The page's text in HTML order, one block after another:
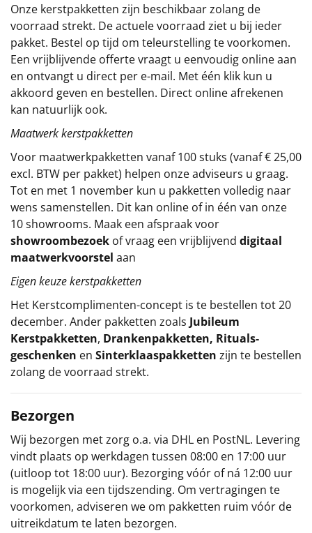
Relatiegeschenken
Cadeaubon
Per stuk
Alle overige
Onze kerstpakketten zijn beschikbaar zolang de
voorraad strekt. De actuele voorraad ziet u bij ieder
pakket. Bestel op tijd om teleurstelling te voorkomen.
Een vrijblijvende offerte vraagt u eenvoudig online aan
en ontvangt u direct per e-mail. Met één klik kun u
akkoord geven en bestellen. Direct online afrekenen
kan natuurlijk ook.
Maatwerk kerstpakketten
Voor maatwerkpakketten vanaf 100 stuks (vanaf € 25,00
excl. BTW per pakket) helpen onze adviseurs u graag.
Tot en met 1 november kun u pakketten volledig naar
wens samenstellen. Dit kan online of in één van onze
10 showrooms. Maak een afspraak voor
showroombezoek of vraag een vrijblijvend digitaal
maatwerkvoorstel aan
Eigen keuze kerstpakketten
Het Kerstcomplimenten-concept is te bestellen tot 20
december. Ander pakketten zoals Jubileum
Kerstpakketten, Drankenpakketten, Rituals-
geschenken en Sinterklaaspakketten zijn te bestellen
zolang de voorraad strekt.
Bezorgen
Wij bezorgen met zorg o.a. via DHL en PostNL. Levering
vindt plaats op werkdagen tussen 08:00 en 17:00 uur
(uitloop tot 18:00 uur). Bezorging vóór of ná 12:00 uur
is mogelijk via een tijdszending. Om vertragingen te
voorkomen, adviseren we om pakketten ruim vóór de
uitreikdatum te laten bezorgen.